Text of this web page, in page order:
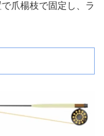
爪楊枝で固定し、ラ